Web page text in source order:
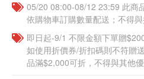
05/20 08:00-08/12 23:59 此商
依購物車訂購數量配送；不得
即日起-9/1 不限金額下單贈
如使用折價券/折扣碼則不符贈
品滿$2,000可折，不得與其他